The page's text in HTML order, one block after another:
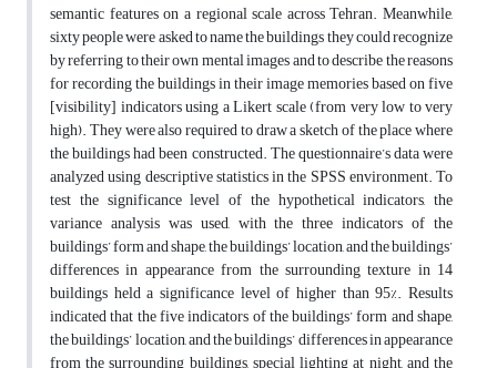
semantic features on a regional scale across Tehran. Meanwhile,
sixty people were asked to name the buildings they could recognize
by referring to their own mental images and to describe the reasons
for recording the buildings in their image memories based on five
[visibility] indicators using a Likert scale (from very low to very
high). They were also required to draw a sketch of the place where
the buildings had been constructed. The questionnaire’s data were
analyzed using descriptive statistics in the SPSS environment. To
test the significance level of the hypothetical indicators, the
variance analysis was used, with the three indicators of the
buildings’ form and shape, the buildings’ location, and the buildings’
differences in appearance from the surrounding texture in 14
buildings held a significance level of higher than 95%. Results
indicated that the five indicators of the buildings’ form and shape,
the buildings’ location, and the buildings’ differences in appearance